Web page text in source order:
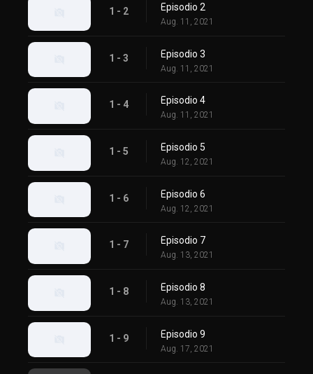
1 - 2 Episodio 2
Aug. 11, 2021
1 - 3 Episodio 3
Aug. 11, 2021
1 - 4 Episodio 4
Aug. 11, 2021
1 - 5 Episodio 5
Aug. 12, 2021
1 - 6 Episodio 6
Aug. 12, 2021
1 - 7 Episodio 7
Aug. 13, 2021
1 - 8 Episodio 8
Aug. 13, 2021
1 - 9 Episodio 9
Aug. 17, 2021